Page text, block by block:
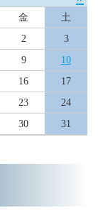
金
土
2
3
9
10
16
17
23
24
30 31